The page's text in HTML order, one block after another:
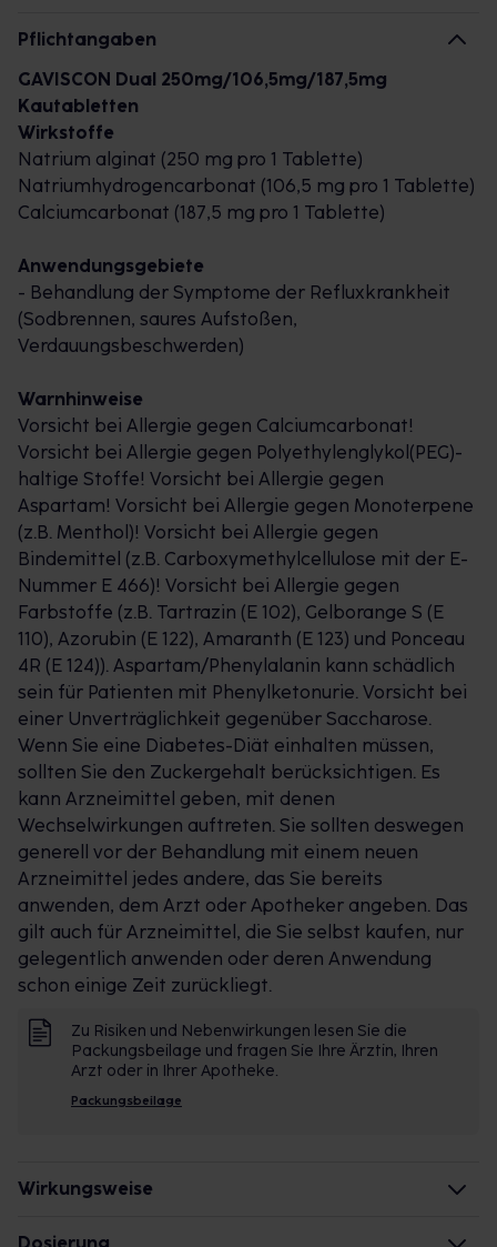
Sodbrennen – Ursachen & Symptome
Saures Aufstoßen und Sodbrennen entstehen, wenn
Magensäure in die Speiseröhre aufsteigt. Ursachen
hierfür können eine vermehrte
Magensäureproduktion sowie die mangelnde
Funktionalität des Schließmuskels zwischen Magen
und Speiseröhre sein. Da unsere Speiseröhre nicht
verursacht der saure Speisebrei ein Brennen im
Rachen und hinter dem Brustbein. Zum Teil kommen
dann auch noch Heiserkeit und Halsschmerzen
hinzu. Eine ungünstige Ernährungsweise, Stress,
zu den Risikofaktoren für das Auftreten von
Sodbrennen wie der Konsum von Alkohol, Nikotin
und die Einnahme bestimmter Medikamente. Reflux
lässt sich jedoch in der Regel gut behandeln.
Zuverlässiger Schutz
Im Gegensatz zu einigen vergleichbaren
Medikamenten gegen Sodbrennen wirkt Gaviscon
Dual Kautabletten zweifach: Der Inhaltsstoff Alginat
legt sich wie ein Schutzfilm auf den Mageninhalt und
verhindert so das Aufsteigen des sauren Speisebreis
in die empfindliche Speiseröhre. Gleichzeitig wird die
Magensäure neutralisiert. So können Schmerzen und
andere unangenehme Beschwerden wie
Magendruck, saures Aufstoßen und Völlegefühl für
bis zu vier Stunden gelindert werden.
Sodbrennen und Magendruck nach dem Essen
Üppige Mahlzeiten sind häufig der Grund für das
Unwohlsein. Der Genuss fettiger, scharfer oder
extrem zuckerhaltiger Speisen und
kohlensäurehaltiger Getränken kann die Verdauung
ebenfalls überlasten. Ist unser Magen besonders gut
auswirken, sodass dieser dem Rückfluss des
Speisebreis nicht mehr standhalten kann. Ebenso
Pflichtangaben
GAVISCON Dual 250mg/106,5mg/187,5mg
Kautabletten
Wirkstoffe
Natrium alginat (250 mg pro 1 Tablette)
Natriumhydrogencarbonat (106,5 mg pro 1 Tablette)
Calciumcarbonat (187,5 mg pro 1 Tablette)
Anwendungsgebiete
- Behandlung der Symptome der Refluxkrankheit
(Sodbrennen, saures Aufstoßen,
Verdauungsbeschwerden)
Warnhinweise
Vorsicht bei Allergie gegen Calciumcarbonat!
Vorsicht bei Allergie gegen Polyethylenglykol(PEG)-
haltige Stoffe! Vorsicht bei Allergie gegen
Aspartam! Vorsicht bei Allergie gegen Monoterpene
(z.B. Menthol)! Vorsicht bei Allergie gegen
Bindemittel (z.B. Carboxymethylcellulose mit der E-
Nummer E 466)! Vorsicht bei Allergie gegen
Farbstoffe (z.B. Tartrazin (E 102), Gelborange S (E
110), Azorubin (E 122), Amaranth (E 123) und Ponceau
4R (E 124)). Aspartam/Phenylalanin kann schädlich
sein für Patienten mit Phenylketonurie. Vorsicht bei
einer Unverträglichkeit gegenüber Saccharose.
Wenn Sie eine Diabetes-Diät einhalten müssen,
sollten Sie den Zuckergehalt berücksichtigen. Es
kann Arzneimittel geben, mit denen
Wechselwirkungen auftreten. Sie sollten deswegen
generell vor der Behandlung mit einem neuen
Arzneimittel jedes andere, das Sie bereits
anwenden, dem Arzt oder Apotheker angeben. Das
gilt auch für Arzneimittel, die Sie selbst kaufen, nur
gelegentlich anwenden oder deren Anwendung
schon einige Zeit zurückliegt.
Zu Risiken und Nebenwirkungen lesen Sie die
Packungsbeilage und fragen Sie Ihre Ärztin, Ihren
Arzt oder in Ihrer Apotheke.
Packungsbeilage
Wirkungsweise